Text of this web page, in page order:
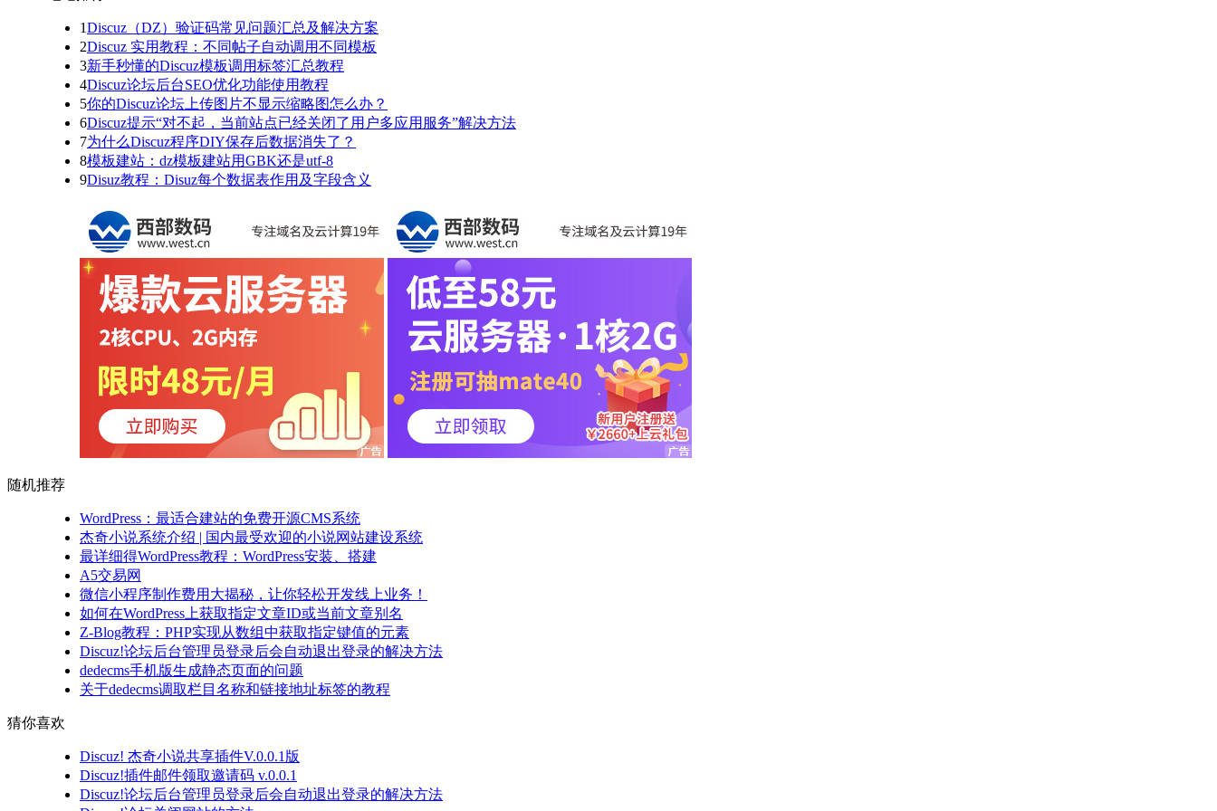
1Discuz（DZ）验证码常见问题汇总及解决方案
2Discuz 实用教程：不同帖子自动调用不同模板
3新手秒懂的Discuz模板调用标签汇总教程
4Discuz论坛后台SEO优化功能使用教程
5你的Discuz论坛上传图片不显示缩略图怎么办？
6Discuz提示“对不起，当前站点已经关闭了用户多应用服务”解决方法
7为什么Discuz程序DIY保存后数据消失了？
8模板建站：dz模板建站用GBK还是utf-8
9Disuz教程：Disuz每个数据表作用及字段含义
随机推荐
WordPress：最适合建站的免费开源CMS系统
杰奇小说系统介绍 | 国内最受欢迎的小说网站建设系统
最详细得WordPress教程：WordPress安装、搭建
A5交易网
微信小程序制作费用大揭秘，让你轻松开发线上业务！
如何在WordPress上获取指定文章ID或当前文章别名
Z-Blog教程：PHP实现从数组中获取指定键值的元素
Discuz!论坛后台管理员登录后会自动退出登录的解决方法
dedecms手机版生成静态页面的问题
关于dedecms调取栏目名称和链接地址标签的教程
猜你喜欢
Discuz! 杰奇小说共享插件V.0.0.1版
Discuz!插件邮件领取邀请码 v.0.0.1
Discuz!论坛后台管理员登录后会自动退出登录的解决方法